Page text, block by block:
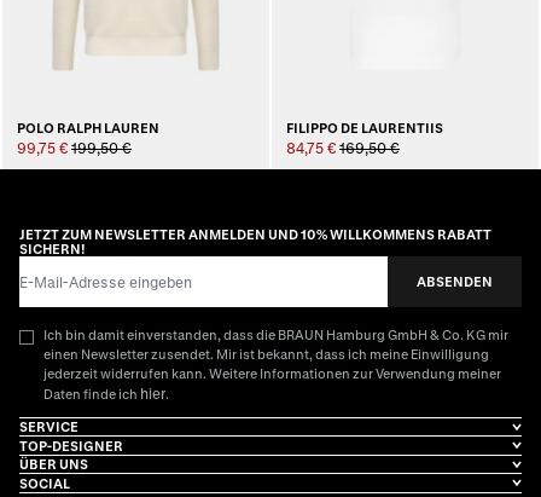
POLO RALPH LAUREN
99,75 € 199,50 €
FILIPPO DE LAURENTIIS
84,75 € 169,50 €
JETZT ZUM NEWSLETTER ANMELDEN UND 10% WILLKOMMENS RABATT
SICHERN!
ABSENDEN
Ich bin damit einverstanden, dass die BRAUN Hamburg GmbH & Co. KG mir
einen Newsletter zusendet. Mir ist bekannt, dass ich meine Einwilligung
jederzeit widerrufen kann. Weitere Informationen zur Verwendung meiner
Daten finde ich hier.
SERVICE
TOP-DESIGNER
ÜBER UNS
SOCIAL